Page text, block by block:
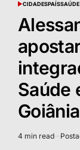
POSTED
CIDADESPAÍSSAÚDE
Saúde
Goiânia
Estimated
4 min read